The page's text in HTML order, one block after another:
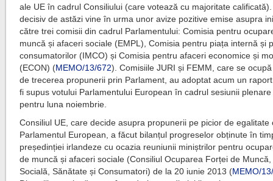
ale UE în cadrul Consiliului (care votează cu majoritate
decisiv de astăzi vine în urma unor avize pozitive emise asupra
către trei comisii din cadrul Parlamentului: Comisia pentru
muncă și afaceri sociale (EMPL), Comisia pentru piața internă și
consumatorilor (IMCO) și Comisia pentru afaceri economice și
(ECON) (MEMO/13/672). Comisiile JURI și FEMM, care se
de trecerea propunerii prin Parlament, au adoptat acum un
fi supus votului Parlamentului European în cadrul sesiunii
pentru luna noiembrie.
Consiliul UE, care decide asupra propunerii pe picior de egalitate
Parlamentul European, a făcut bilanțul progreselor obținute în
președinției irlandeze cu ocazia reuniunii miniștrilor pentru
de muncă și afaceri sociale (Consiliul Ocuparea Forței de Muncă,
Socială, Sănătate și Consumatori) de la 20 iunie 2013 (MEMO/